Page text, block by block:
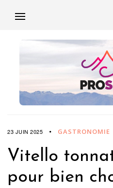
23 JUIN 2025 GASTRONOMIE
Vitello
pour bien